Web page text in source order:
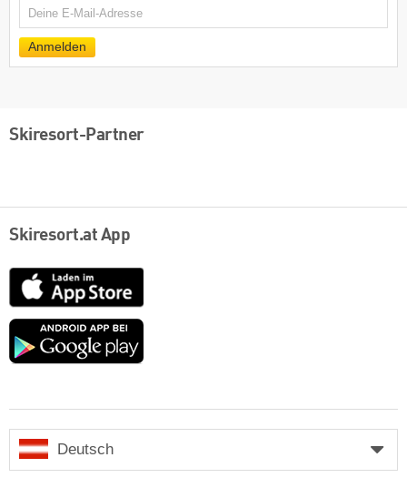
E-
Anmelden
Skiresort-Partner
Skiresort.at App
App
Store
Google
Deutsch